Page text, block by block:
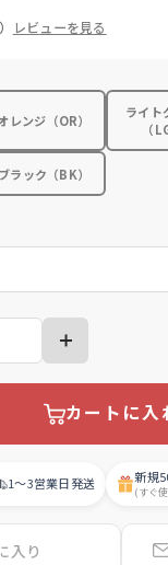
レビューを見る
レンジ（OR）
ライト
（
ブラック（BK）
カートに入
1〜3営業日発送 新規
(すぐ
入り